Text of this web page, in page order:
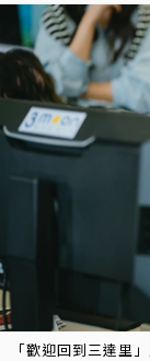
「歡迎回到三達里